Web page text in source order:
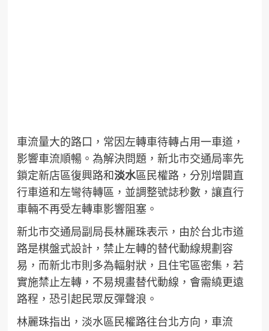
車流量大的路口，常因左轉車待轉占用一車道，
影響車流順暢。為解決問題，新北市交通局率先
鎖定新店區復興路和淡水區民權路，分別增闢直
行車道和左彎待轉區，並調整號誌秒數，讓直行
車輛不再受左轉車影響阻塞。
新北市交通局副局長林麗珠表示，由於台北市道
路是棋盤式設計，禁止左轉的替代動線規劃容
易，而新北市則多為輻射狀，且住宅區密集，若
實施禁止左轉，不易規畫替代動線，會需繞更遠
路程，恐引起民眾反彈聲浪。
林麗珠指出，淡水區民權路往台北方向，車流